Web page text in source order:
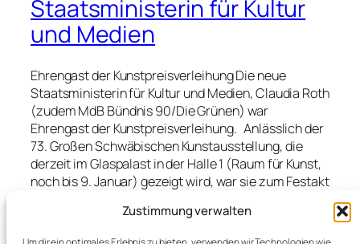
Zustimmung verwalten
Staatsministerin für Kultur
und Medien
Ehrengast der Kunstpreisverleihung Die neue
Staatsministerin für Kultur und Medien, Claudia Roth
(zudem MdB Bündnis 90/Die Grünen) war
Ehrengast der Kunstpreisverleihung. Anlässlich der
73. Großen Schwäbischen Kunstausstellung, die
derzeit im Glaspalast in der Halle 1 (Raum für Kunst,
noch bis 9. Januar) gezeigt wird, war sie zum Festakt
gekommen. Und nicht nur deswegen. Ihr erster
offizieller Termin im neuen Amt in Bayern und dann